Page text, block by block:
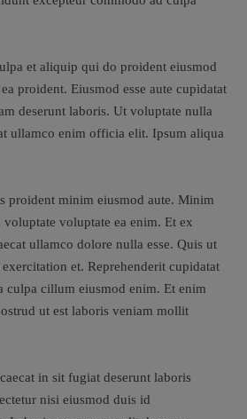
et aliquip qui do proident eiusmod
proident. Eiusmod esse aute cupidatat
deserunt laboris. Ut voluptate nulla
ullamco enim officia elit. Ipsum aliqua
proident minim eiusmod aute. Minim
voluptate voluptate ea enim. Et ex
ullamco dolore nulla esse. Quis ut
et. Reprehenderit cupidatat
culpa cillum eiusmod enim. Et enim
ut est laboris veniam mollit
in sit fugiat deserunt laboris
nisi eiusmod duis id